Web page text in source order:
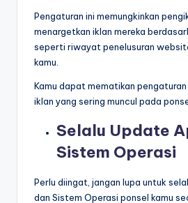
Pengaturan ini memungkinkan
menargetkan iklan mereka
seperti riwayat penelusuran
kamu.
Kamu dapat mematikan
iklan yang sering muncul pada
Selalu Update
Sistem Operasi
Perlu diingat, jangan lupa untuk
dan Sistem Operasi ponsel kamu